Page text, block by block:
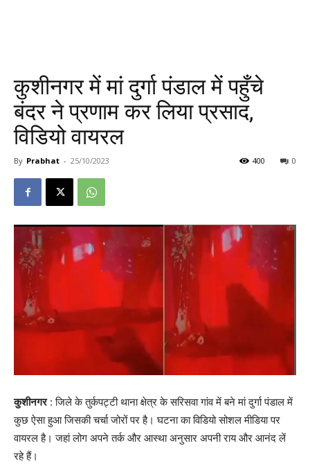
कुशीनगर में मां दुर्गा पंडाल में पहुँचे
बंदर ने प्रणाम कर लिया प्रसाद,
विडियो वायरल
By Prabhat - 25/10/2023 0
400
कुशीनगर: जिले के तुर्कपट्टी थाना क्षेत्र के सरिसवा गांव में बने मां दुर्गा पंडाल में
कुछ ऐसा हुआ जिसकी चर्चा जोरों पर है। घटना का विडियो सोशल मीडिया पर
वायरल है। जहां लोग अपने तर्क और आस्था अनुसार अपनी राय और आनंद लें
रहे हैं।